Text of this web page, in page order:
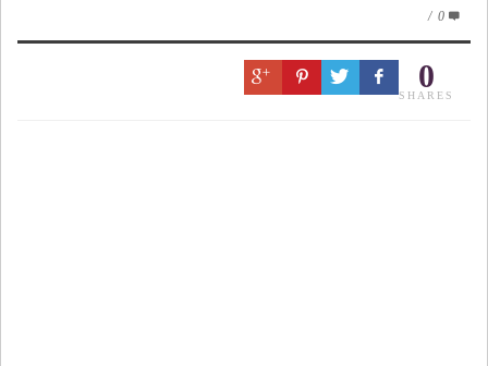
0
/
0
SHARES